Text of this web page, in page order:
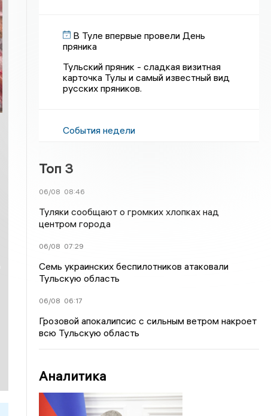
В Туле впервые провели День
пряника
Тульский пряник - сладкая визитная
карточка Тулы и самый известный вид
русских пряников.
События недели
Топ 3
06/08 08:46
Туляки сообщают о громких хлопках над
центром города
06/08 07:29
Семь украинских беспилотников атаковали
Тульскую область
06/08 06:17
Грозовой апокалипсис с сильным ветром накроет
всю Тульскую область
Аналитика